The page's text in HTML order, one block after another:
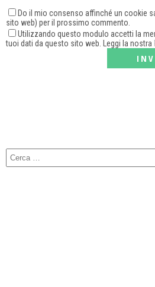
Do il mio consenso affinché un cookie
sito web) per il prossimo commento.
Utilizzando questo modulo accetti la
tuoi dati da questo sito web. Leggi la nostra